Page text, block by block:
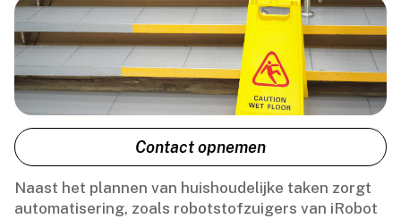
Contact opnemen
Naast het plannen van huishoudelijke taken zorgt
automatisering, zoals robotstofzuigers van iRobot